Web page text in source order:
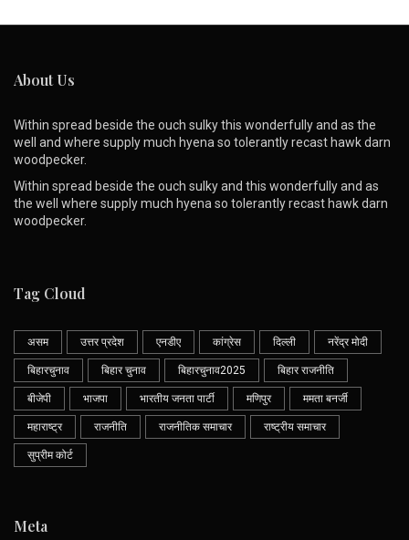
About Us
Within spread beside the ouch sulky this wonderfully and as the
well and where supply much hyena so tolerantly recast hawk darn
woodpecker.
Within spread beside the ouch sulky and this wonderfully and as
the well where supply much hyena so tolerantly recast hawk darn
woodpecker.
Tag Cloud
असम उत्तर प्रदेश एनडीए कांग्रेस दिल्ली नरेंद्र मोदी
बिहारचुनाव बिहार चुनाव बिहारचुनाव2025 बिहार राजनीति
बीजेपी भाजपा भारतीय जनता पार्टी मणिपुर ममता बनर्जी
महाराष्ट्र राजनीति राजनीतिक समाचार राष्ट्रीय समाचार
सुप्रीम कोर्ट
Meta